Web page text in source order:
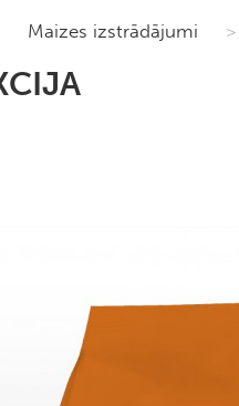
Maizes izstrādājumi >